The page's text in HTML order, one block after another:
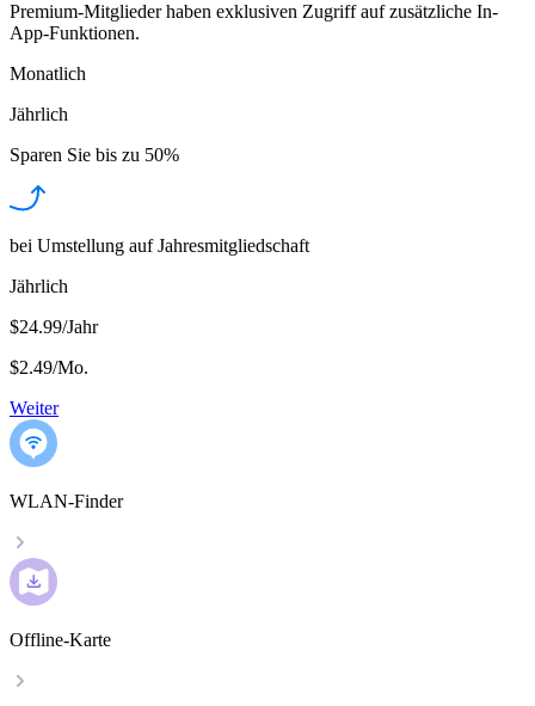
Premium-Mitglieder haben exklusiven Zugriff auf zusätzliche In-
App-Funktionen.
Monatlich
Jährlich
Sparen Sie bis zu 50%
bei Umstellung auf Jahresmitgliedschaft
Jährlich
$24.99/Jahr
$2.49/Mo.
Weiter
WLAN-Finder
Offline-Karte